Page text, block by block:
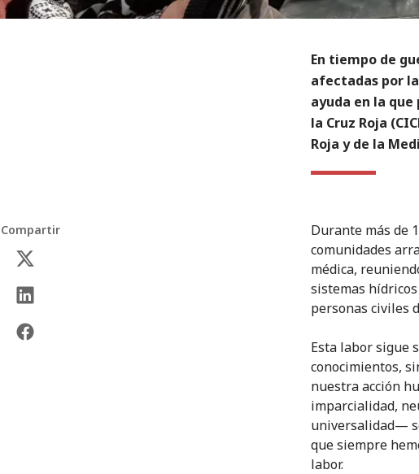
En tiempo de
afectadas por
ayuda en la
la Cruz Roja
Roja y de la
Compartir
Durante más de
comunidades
médica,
sistemas
personas civiles
Esta labor sigue
conocimientos,
nuestra acción
imparcialidad,
universalidad—
que siempre
labor.